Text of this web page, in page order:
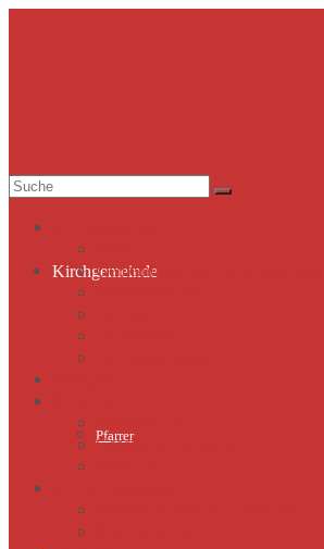
Kirchgemeinde
Pfarrer
Suche
Gemeindekirchenrat & Mitarbeiter
Geschichte St.Marien